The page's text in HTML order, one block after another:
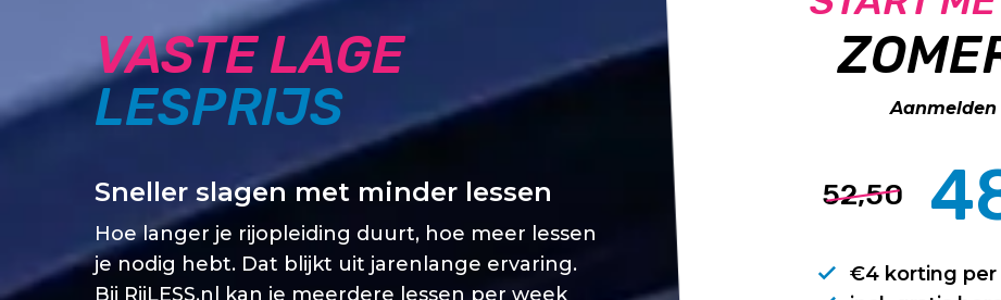
Aanmelden
52,50
€4 korting per
VASTE LAGE
LESPRIJS
Sneller slagen met minder lessen
Hoe langer je rijopleiding duurt, hoe meer lessen
je nodig hebt. Dat blijkt uit jarenlange ervaring.
Bij RijLESS.nl kan je meerdere lessen per week